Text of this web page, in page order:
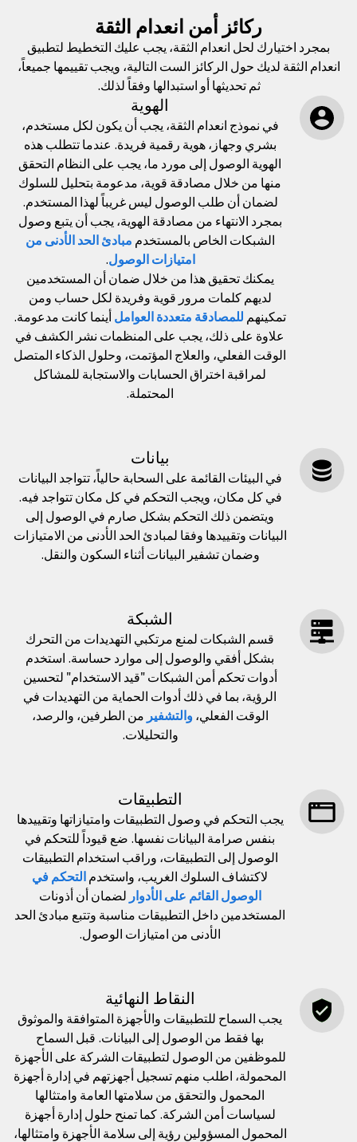
ركائز أمن انعدام الثقة
بمجرد اختيارك لحل انعدام الثقة، يجب عليك التخطيط لتطبيق
انعدام الثقة لديك حول الركائز الست التالية، ويجب تقييمها جميعاً،
ثم تحديثها أو استبدالها وفقاً لذلك.
الهوية
في نموذج انعدام الثقة، يجب أن يكون لكل مستخدم،
بشري وجهاز، هوية رقمية فريدة. عندما تتطلب هذه
الهوية الوصول إلى مورد ما، يجب على النظام التحقق
منها من خلال مصادقة قوية، مدعومة بتحليل للسلوك
لضمان أن طلب الوصول ليس غريباً لهذا المستخدم.
بمجرد الانتهاء من مصادقة الهوية، يجب أن يتبع وصول
الشبكات الخاص بالمستخدم مبادئ الحد الأدنى من
امتيازات الوصول.
يمكنك تحقيق هذا من خلال ضمان أن المستخدمين
لديهم كلمات مرور قوية وفريدة لكل حساب ومن
تمكينهم للمصادقة متعددة العوامل أينما كانت مدعومة.
علاوة على ذلك، يجب على المنظمات نشر الكشف في
الوقت الفعلي، والعلاج المؤتمت، وحلول الذكاء المتصل
لمراقبة اختراق الحسابات والاستجابة للمشاكل
المحتملة.
بيانات
في البيئات القائمة على السحابة حالياً، تتواجد البيانات
في كل مكان، ويجب التحكم في كل مكان تتواجد فيه.
ويتضمن ذلك التحكم بشكل صارم في الوصول إلى
البيانات وتقييدها وفقا لمبادئ الحد الأدنى من الامتيازات
وضمان تشفير البيانات أثناء السكون والنقل.
الشبكة
قسم الشبكات لمنع مرتكبي التهديدات من التحرك
بشكل أفقي والوصول إلى موارد حساسة. استخدم
أدوات تحكم أمن الشبكات "قيد الاستخدام" لتحسين
الرؤية، بما في ذلك أدوات الحماية من التهديدات في
الوقت الفعلي،والتشفير من الطرفين، والرصد،
والتحليلات.
التطبيقات
يجب التحكم في وصول التطبيقات وامتيازاتها وتقييدها
بنفس صرامة البيانات نفسها. ضع قيوداً للتحكم في
الوصول إلى التطبيقات، وراقب استخدام التطبيقات
لاكتشاف السلوك الغريب، واستخدم التحكم في
الوصول القائم على الأدوار لضمان أن أذونات
المستخدمين داخل التطبيقات مناسبة وتتبع مبادئ الحد
الأدنى من امتيازات الوصول.
النقاط النهائية
يجب السماح للتطبيقات والأجهزة المتوافقة والموثوق
بها فقط من الوصول إلى البيانات. قبل السماح
للموظفين من الوصول لتطبيقات الشركة على الأجهزة
المحمولة، اطلب منهم تسجيل أجهزتهم في إدارة أجهزة
المحمول والتحقق من سلامتها العامة وامتثالها
لسياسات أمن الشركة. كما تمنح حلول إدارة أجهزة
المحمول المسؤولين رؤية إلى سلامة الأجهزة وامتثالها،